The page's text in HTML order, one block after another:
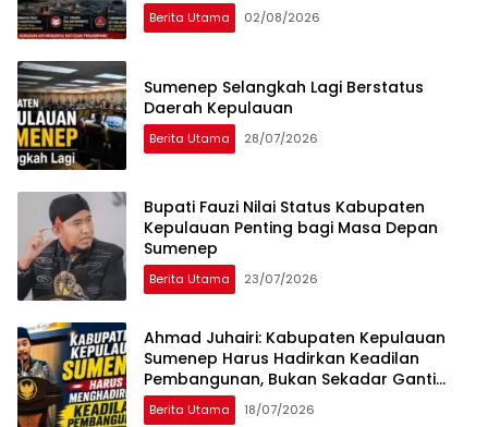
Berita Utama 02/08/2026
Sumenep Selangkah Lagi Berstatus
Daerah Kepulauan
Berita Utama 28/07/2026
Bupati Fauzi Nilai Status Kabupaten
Kepulauan Penting bagi Masa Depan
Sumenep
Berita Utama 23/07/2026
Ahmad Juhairi: Kabupaten Kepulauan
Sumenep Harus Hadirkan Keadilan
Pembangunan, Bukan Sekadar Ganti
Nama
Berita Utama 18/07/2026